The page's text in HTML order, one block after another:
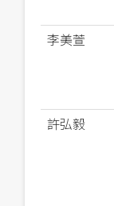
李美萱
許弘毅